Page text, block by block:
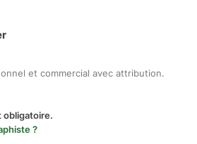
et commercial avec attribution.
obligatoire.
?